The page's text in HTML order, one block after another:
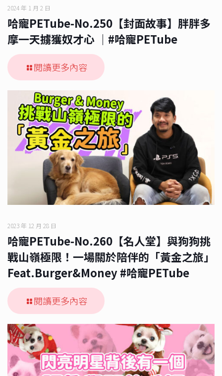
2024 年 1 月 2 日
哈寵PETube-No.250【封面故事】胖胖多
摩一天擄獲奴才心 ｜#哈寵PETube
閱讀更多內容
2023 年 12 月 28 日
哈寵PETube-No.260【名人堂】與狗狗挑
戰山嶺極限！一場關於陪伴的「黃金之旅」
Feat.Burger&Money #哈寵PETube
閱讀更多內容